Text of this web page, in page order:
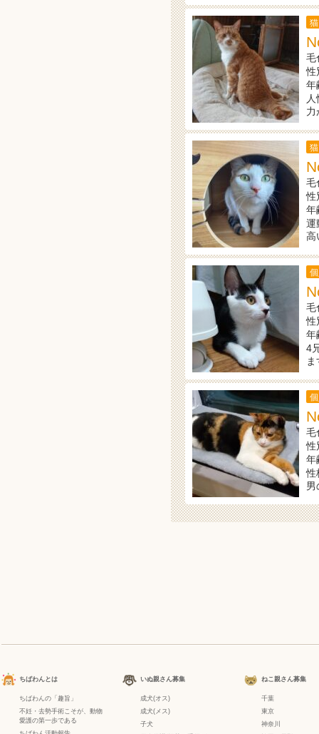
毛
性
年
毛
性
年
運
高
毛
性
年
4
毛
性
年
性
ちばわんとは
ちばわんの「趣旨」
不妊・去勢手術こそが、動物
愛護の第一歩である
いぬ親さん募集
成犬(オス)
成犬(メス)
子犬
ねこ親さん募集
千葉
東京
神奈川